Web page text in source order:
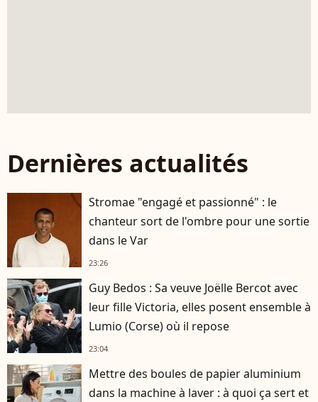
Dernières actualités
Stromae "engagé et passionné" : le
chanteur sort de l'ombre pour une sortie
dans le Var
23:26
Guy Bedos : Sa veuve Joëlle Bercot avec
leur fille Victoria, elles posent ensemble à
Lumio (Corse) où il repose
23:04
Mettre des boules de papier aluminium
dans la machine à laver : à quoi ça sert et